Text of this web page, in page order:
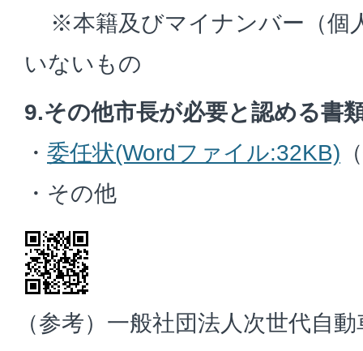
※本籍及びマイナンバー（個
いないもの
9.その他市長が必要と認める書
・ 委任状(Wordファイル:32KB)
・その他
（参考）一般社団法人次世代自